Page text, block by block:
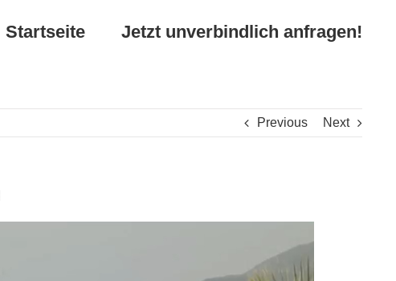
Startseite Jetzt unverbindlich anfragen!
Previous Next